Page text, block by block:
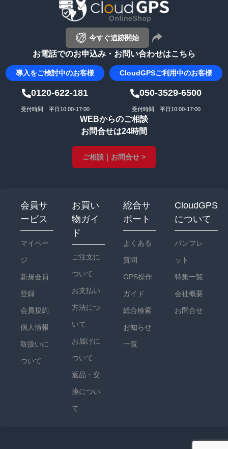
今すぐ追跡開始
お電話でのお申込み・お問い合わせはこちら
導入をご検討中のお客様 CloudGPSご利用中のお客様
0120-622-181 050-3529-6500
受付時間 平日10:00-17:00 受付時間 平日10:00-17:00
WEBからのご相談
お問合せは24時間
ご相談｜お問合せ >
会員サ
ービス
マイペー
ジ
新規会員
登録
会員規約
個人情報
取扱いに
ついて
お買い
物ガイ
ド
ご注文に
ついて
お支払い
方法につ
いて
お届けに
ついて
返品・交
換につい
て
総合サ
ポート
よくある
質問
GPS操作
ガイド
総合検索
お知らせ
一覧
CloudGPS
について
パンフレ
ット
特集一覧
会社概要
お問合せ